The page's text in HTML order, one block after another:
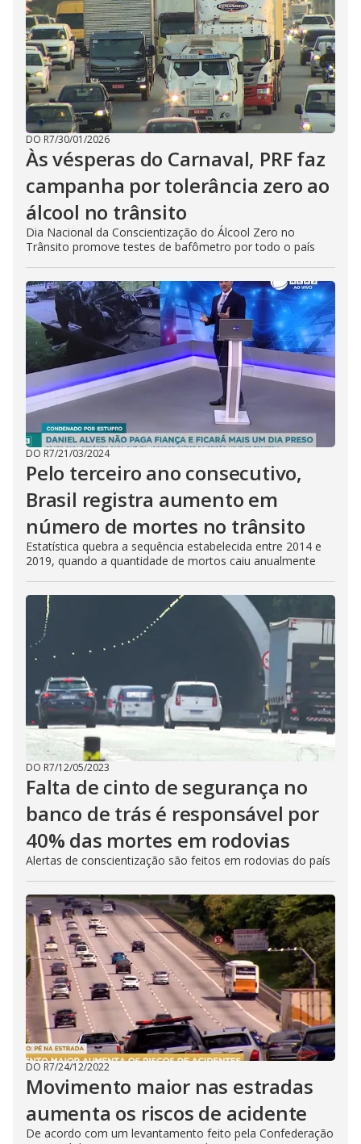
DO R7/30/01/2026
Às vésperas do Carnaval, PRF faz
campanha por tolerância zero ao
álcool no trânsito
Dia Nacional da Conscientização do Álcool Zero no
Trânsito promove testes de bafômetro por todo o país
DO R7/21/03/2024
Pelo terceiro ano consecutivo,
Brasil registra aumento em
número de mortes no trânsito
Estatística quebra a sequência estabelecida entre 2014 e
2019, quando a quantidade de mortos caiu anualmente
DO R7/12/05/2023
Falta de cinto de segurança no
banco de trás é responsável por
40% das mortes em rodovias
Alertas de conscientização são feitos em rodovias do país
DO R7/24/12/2022
Movimento maior nas estradas
aumenta os riscos de acidente
De acordo com um levantamento feito pela Confederação